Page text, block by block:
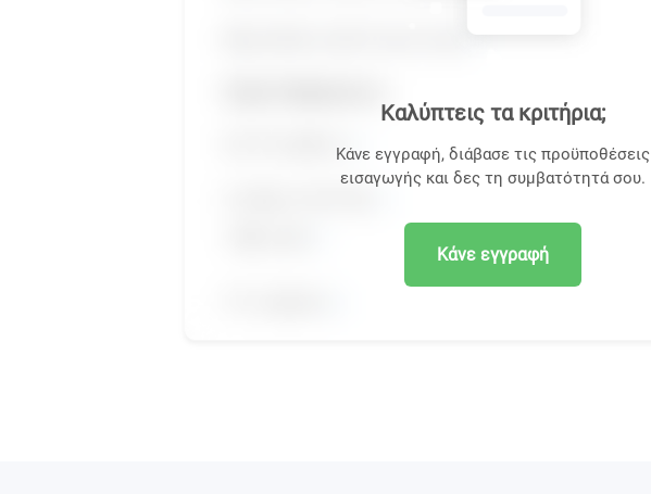
Καλύπτεις τα κριτήρια;
Κάνε εγγραφή, διάβασε τις προϋποθέσεις
εισαγωγής και δες τη συμβατότητά σου.
Κάνε εγγραφή